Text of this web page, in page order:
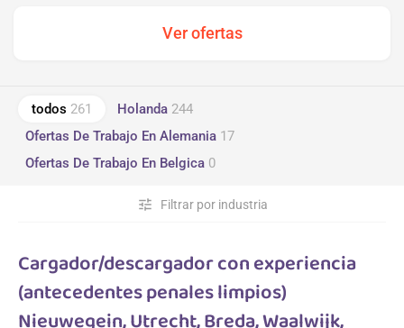
todos 261 Holanda 244
Ofertas De Trabajo En Alemania 17
Ofertas De Trabajo En Belgica 0
Filtrar por industria
tune
Cargador/descargador con experiencia
(antecedentes penales limpios)
Nieuwegein, Utrecht, Breda, Waalwijk,